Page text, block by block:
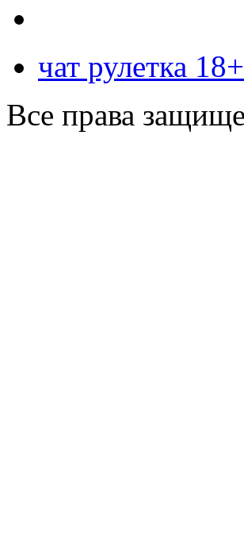
чат рулетка 18+
Все права